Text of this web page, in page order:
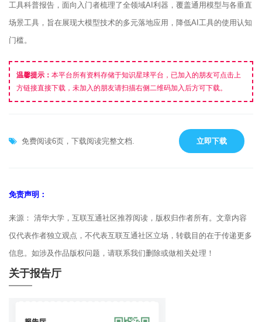
工具科普报告，面向入门者梳理了全领域AI利器，覆盖通用模型与各垂直
场景工具，旨在展现大模型技术的多元落地应用，降低AI工具的使用认知
门槛。
温馨提示： 本平台所有资料存储于知识星球平台，已加入的朋友可点击上
方链接直接下载，未加入的朋友请扫描右侧二维码加入后方可下载。
免费阅读6页，下载阅读完整文档. 立即下载
免责声明：
来源： 清华大学，互联互通社区推荐阅读，版权归作者所有。文章内容
仅代表作者独立观点，不代表互联互通社区立场，转载目的在于传递更多
信息。如涉及作品版权问题，请联系我们删除或做相关处理！
关于报告厅